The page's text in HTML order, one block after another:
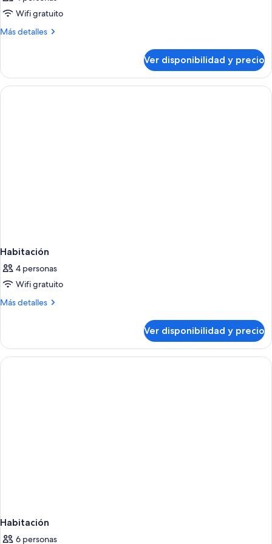
Wifi gratuito
Más detalles
Más
Ver disponibilidad y precio
Habitación
4 personas
Wifi gratuito
Más detalles
Más
Ver disponibilidad y precio
Habitación
6 personas